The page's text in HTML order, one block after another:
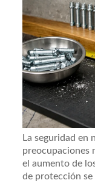
La seguridad en
preocupaciones
el aumento de
de protección